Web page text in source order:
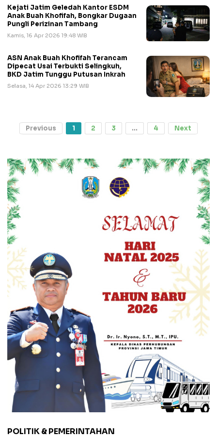
Kejati Jatim Geledah Kantor ESDM
Anak Buah Khofifah, Bongkar Dugaan
Pungli Perizinan Tambang
Kamis, 16 Apr 2026 19:48 WIB
ASN Anak Buah Khofifah Terancam
Dipecat Usai Terbukti Selingkuh,
BKD Jatim Tunggu Putusan Inkrah
Selasa, 14 Apr 2026 13:29 WIB
Previous 1 2 3 ... 4 Next
POLITIK & PEMERINTAHAN